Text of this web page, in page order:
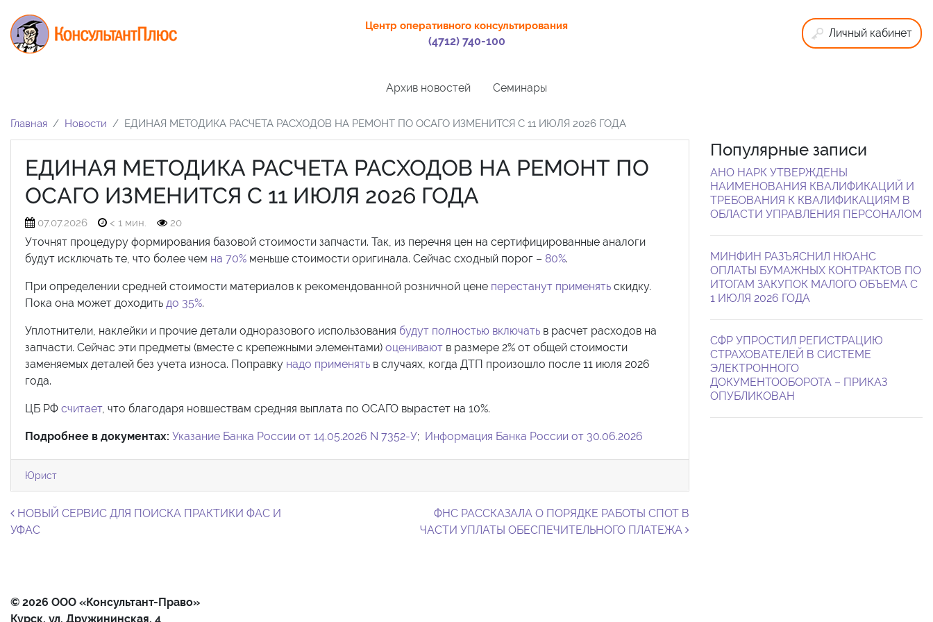
Центр оперативного консультирования
(4712) 740-100
Личный кабинет
Архив новостей Семинары
Главная Новости ЕДИНАЯ МЕТОДИКА РАСЧЕТА РАСХОДОВ НА РЕМОНТ ПО ОСАГО ИЗМЕНИТСЯ С 11 ИЮЛЯ 2026 ГОДА
ЕДИНАЯ МЕТОДИКА РАСЧЕТА РАСХОДОВ НА РЕМОНТ ПО
ОСАГО ИЗМЕНИТСЯ С 11 ИЮЛЯ 2026 ГОДА
07.07.2026 < 1 мин. 20
Уточнят процедуру формирования базовой стоимости запчасти. Так, из перечня цен на сертифицированные аналоги
будут исключать те, что более чем на 70% меньше стоимости оригинала. Сейчас сходный порог – 80%.
При определении средней стоимости материалов к рекомендованной розничной цене перестанут применять скидку.
Пока она может доходить до 35%.
Уплотнители, наклейки и прочие детали одноразового использования будут полностью включать в расчет расходов на
запчасти. Сейчас эти предметы (вместе с крепежными элементами) оценивают в размере 2% от общей стоимости
заменяемых деталей без учета износа. Поправку надо применять в случаях, когда ДТП произошло после 11 июля 2026
года.
ЦБ РФ считает, что благодаря новшествам средняя выплата по ОСАГО вырастет на 10%.
Подробнее в документах: Указание Банка России от 14.05.2026 N 7352-У; Информация Банка России от 30.06.2026
Юрист
Навигация по записям
НОВЫЙ СЕРВИС ДЛЯ ПОИСКА ПРАКТИКИ ФАС И
УФАС
ФНС РАССКАЗАЛА О ПОРЯДКЕ РАБОТЫ СПОТ В
ЧАСТИ УПЛАТЫ ОБЕСПЕЧИТЕЛЬНОГО ПЛАТЕЖА
Популярные записи
АНО НАРК УТВЕРЖДЕНЫ
НАИМЕНОВАНИЯ КВАЛИФИКАЦИЙ И
ТРЕБОВАНИЯ К КВАЛИФИКАЦИЯМ В
ОБЛАСТИ УПРАВЛЕНИЯ ПЕРСОНАЛОМ
МИНФИН РАЗЪЯСНИЛ НЮАНС
ОПЛАТЫ БУМАЖНЫХ КОНТРАКТОВ ПО
ИТОГАМ ЗАКУПОК МАЛОГО ОБЪЕМА С
1 ИЮЛЯ 2026 ГОДА
СФР УПРОСТИЛ РЕГИСТРАЦИЮ
СТРАХОВАТЕЛЕЙ В СИСТЕМЕ
ЭЛЕКТРОННОГО
ДОКУМЕНТООБОРОТА – ПРИКАЗ
ОПУБЛИКОВАН
© 2026 ООО «Консультант-Право»
Курск, ул. Дружининская, 4